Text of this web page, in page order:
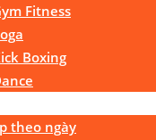
Fitness
Boxing
theo ngày